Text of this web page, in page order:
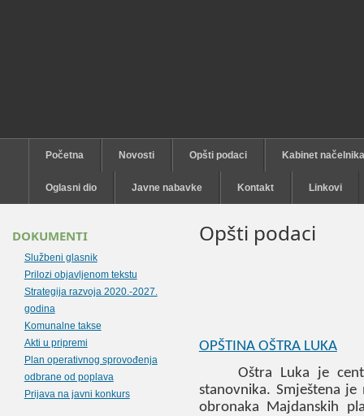
Početna Novosti Opšti podaci Kabinet načelnika
Oglasni dio Javne nabavke Kontakt Linkovi
Opšti podaci
OPŠTINA OŠTRA LUKA
Oštra Luka je
stanovnika. Smještena
obronaka Majdanskih
DOKUMENTI
Službeni glasnik
Prilozi objavljenom tekstu
Strategija razvoja 2020.-2027.
godina
Komunalne takse
Akti u pripremi
Plan operativnog sprovođenja
odbrane od poplava
Prijava na javni konkurs